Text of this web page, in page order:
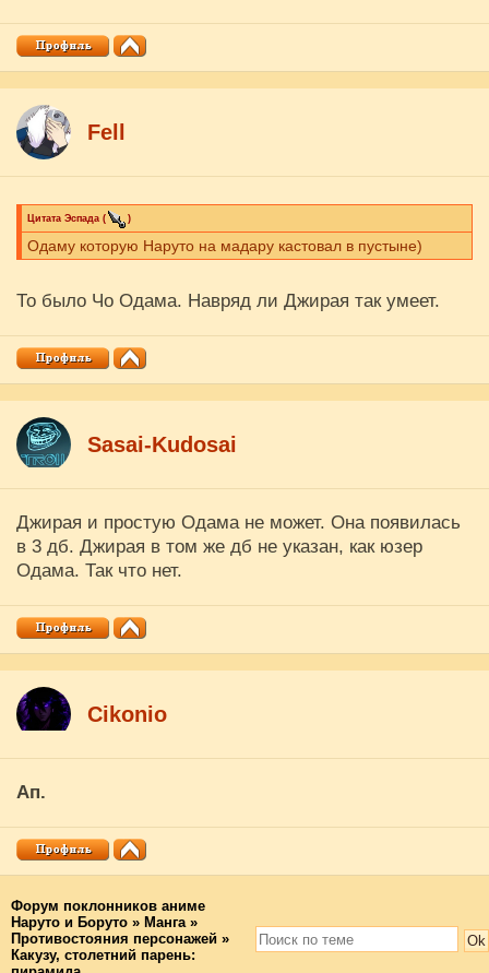
Fell
Цитата Эспада ( )
Одаму которую Наруто на мадару кастовал в пустыне)
То было Чо Одама. Навряд ли Джирая так умеет.
Sasai-Kudosai
Джирая и простую Одама не может. Она появилась
в 3 дб. Джирая в том же дб не указан, как юзер
Одама. Так что нет.
Cikоnio
Ап.
Форум поклонников аниме
Наруто и Боруто » Манга »
Противостояния персонажей »
Какузу, столетний парень: